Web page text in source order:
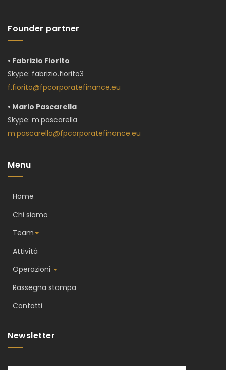
Founder partner
• Fabrizio Fiorito
Skype: fabrizio.fiorito3
f.fiorito@fpcorporatefinance.eu
• Mario Pascarella
Skype: m.pascarella
m.pascarella@fpcorporatefinance.eu
Menu
Home
Chi siamo
Team
Attività
Operazioni
Rassegna stampa
Contatti
Newsletter